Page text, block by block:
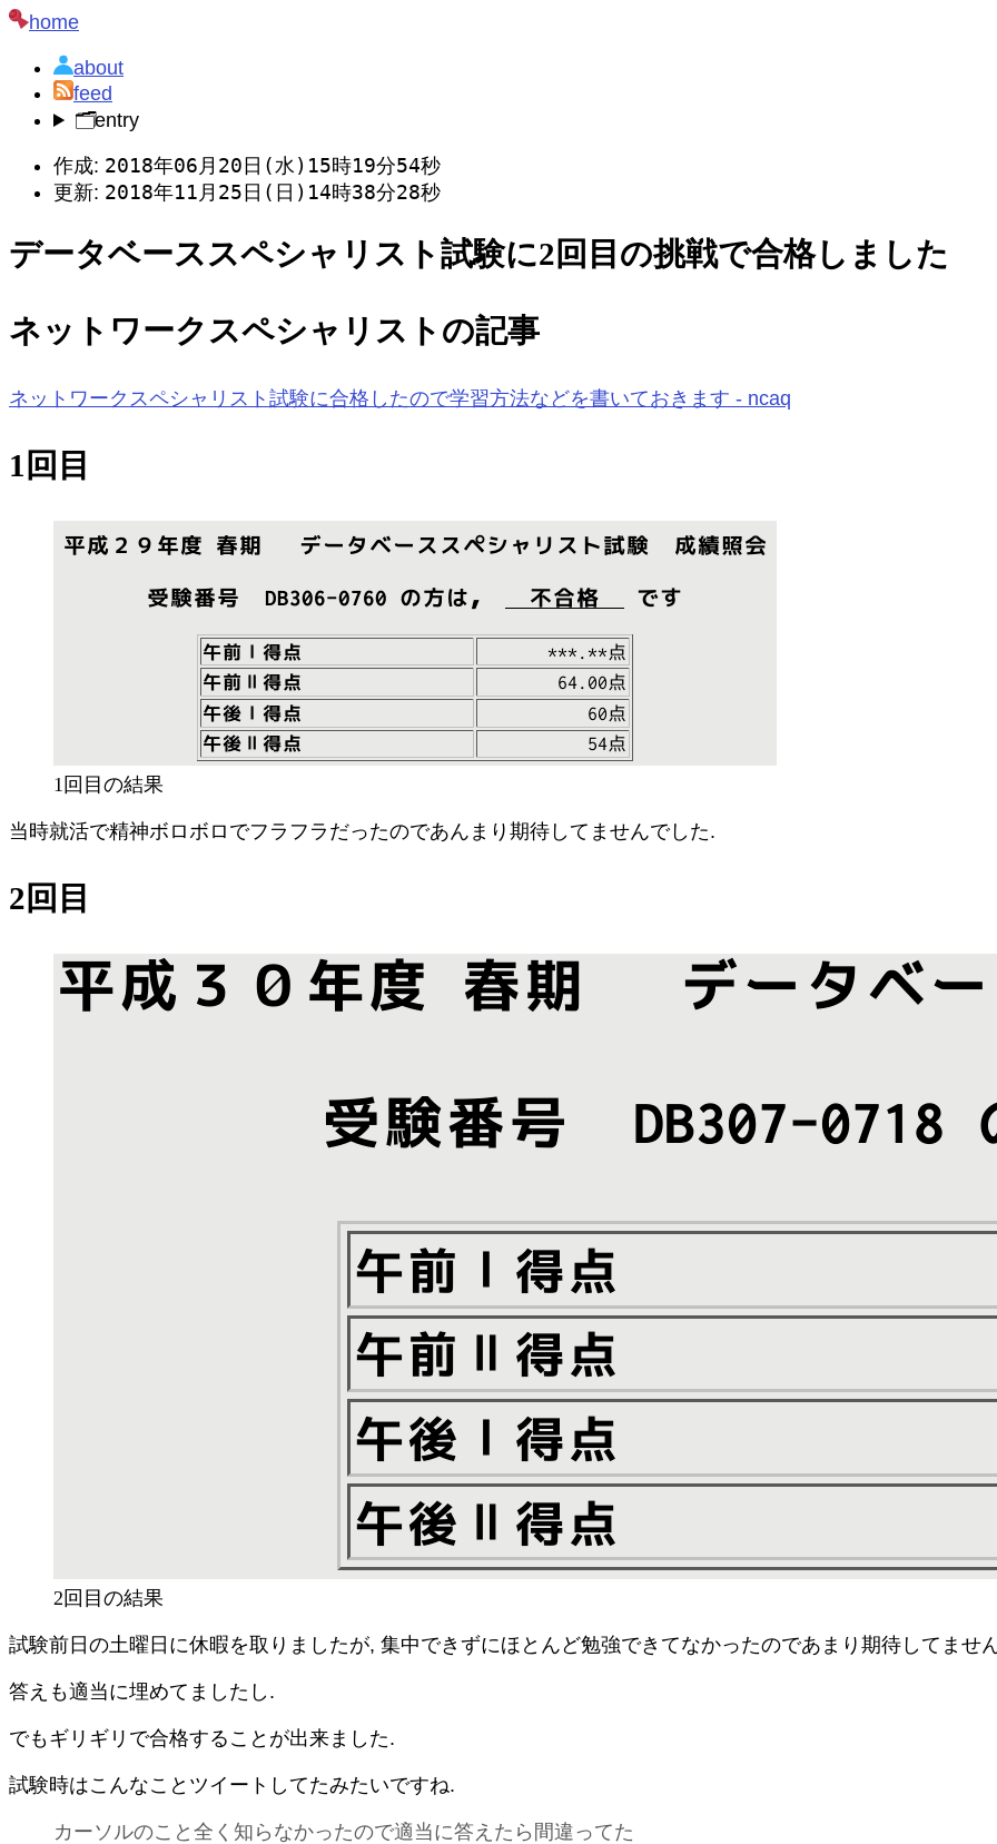
home
about
feed
🗂️entry
作成: 2018年06月20日(水)15時19分54秒
更新: 2018年11月25日(日)14時38分28秒
データベーススペシャリスト試験に2回目の挑戦で合格しました
ネットワークスペシャリストの記事
ネットワークスペシャリスト試験に合格したので学習方法などを書いておきます - ncaq
1回目
1回目の結果
当時就活で精神ボロボロでフラフラだったのであんまり期待してませんでした.
2回目
2回目の結果
試験前日の土曜日に休暇を取りましたが, 集中できずにほとんど勉強できてなかったのであまり期待してませ
答えも適当に埋めてましたし.
でもギリギリで合格することが出来ました.
試験時はこんなことツイートしてたみたいですね.
カーソルのこと全く知らなかったので適当に答えたら間違ってた